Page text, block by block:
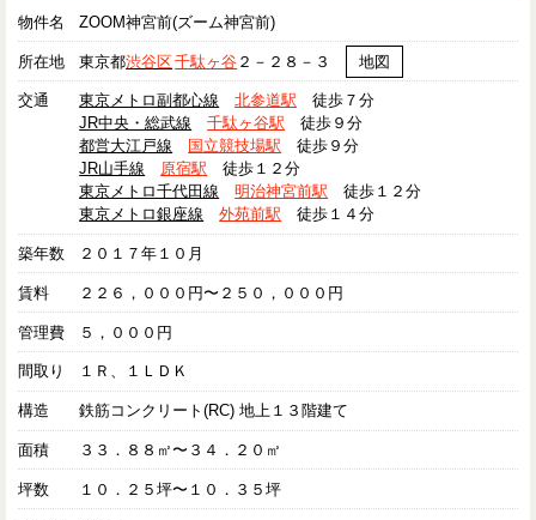
物件名 ZOOM神宮前(ズーム神宮前)
所在地 東京都渋谷区千駄ヶ谷 ２－２８－３ 地図
交通 東京メトロ副都心線 北参道駅 徒歩７分
JR中央・総武線
千駄ヶ谷駅 徒歩９分
都営大江戸線
国立競技場駅 徒歩９分
JR山手線
原宿駅 徒歩１２分
東京メトロ千代田線
明治神宮前駅 徒歩１２分
東京メトロ銀座線
外苑前駅 徒歩１４分
築年数 ２０１７年１０月
賃料 ２２６，０００円〜２５０，０００円
管理費 ５，０００円
間取り １Ｒ、１ＬＤＫ
構造 鉄筋コンクリート(RC) 地上１３階建て
面積 ３３．８８㎡〜３４．２０㎡
坪数 １０．２５坪〜１０．３５坪